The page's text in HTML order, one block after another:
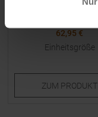
62,95 €
Einheitsgröße
ZUM PRODUKT